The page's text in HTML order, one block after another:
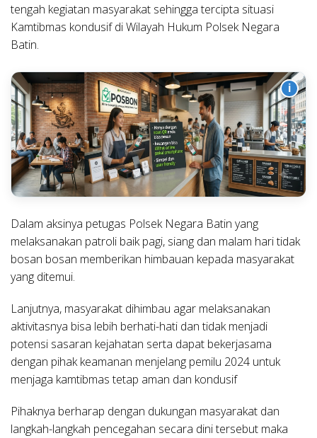
tengah kegiatan masyarakat sehingga tercipta situasi
Kamtibmas kondusif di Wilayah Hukum Polsek Negara
Batin.
i
Dalam aksinya petugas Polsek Negara Batin yang
melaksanakan patroli baik pagi, siang dan malam hari tidak
bosan bosan memberikan himbauan kepada masyarakat
yang ditemui.
Lanjutnya, masyarakat dihimbau agar melaksanakan
aktivitasnya bisa lebih berhati-hati dan tidak menjadi
potensi sasaran kejahatan serta dapat bekerjasama
dengan pihak keamanan menjelang pemilu 2024 untuk
menjaga kamtibmas tetap aman dan kondusif
Pihaknya berharap dengan dukungan masyarakat dan
langkah-langkah pencegahan secara dini tersebut maka